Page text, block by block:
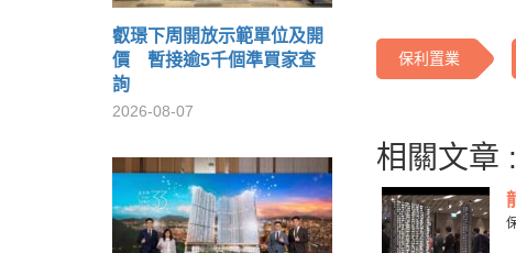
叡璟下周開放示範單位及開
價 暫接逾5千個準買家查
詢
2026-08-07
保利置業
相關文章 :